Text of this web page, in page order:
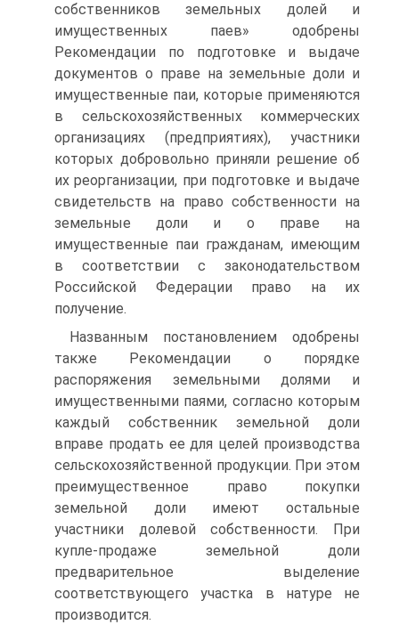
собственников земельных долей и
имущественных паев» одобрены
Рекомендации по подготовке и выдаче
документов о праве на земельные доли и
имущественные паи, которые применяются
в сельскохозяйственных коммерческих
организациях (предприятиях), участники
которых добровольно приняли решение об
их реорганизации, при подготовке и выдаче
свидетельств на право собственности на
земельные доли и о праве на
имущественные паи гражданам, имеющим
в соответствии с законодательством
Российской Федерации право на их
получение.
Названным постановлением одобрены
также Рекомендации о порядке
распоряжения земельными долями и
имущественными паями, согласно которым
каждый собственник земельной доли
вправе продать ее для целей производства
сельскохозяйственной продукции. При этом
преимущественное право покупки
земельной доли имеют остальные
участники долевой собственности. При
купле-продаже земельной доли
предварительное выделение
соответствующего участка в натуре не
производится.